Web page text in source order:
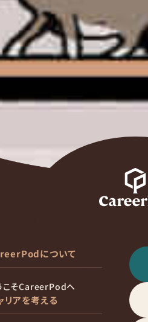
について
こそCareerPodへ
リアを考える